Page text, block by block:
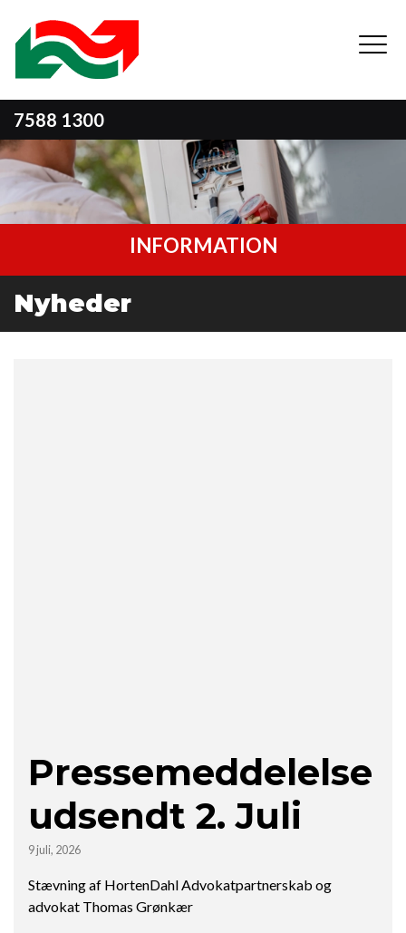
hovedindhold
7588 1300
INFORMATION
Nyheder
Pressemeddelelse
udsendt 2. Juli
9 juli, 2026
Stævning af HortenDahl Advokatpartnerskab og
advokat Thomas Grønkær